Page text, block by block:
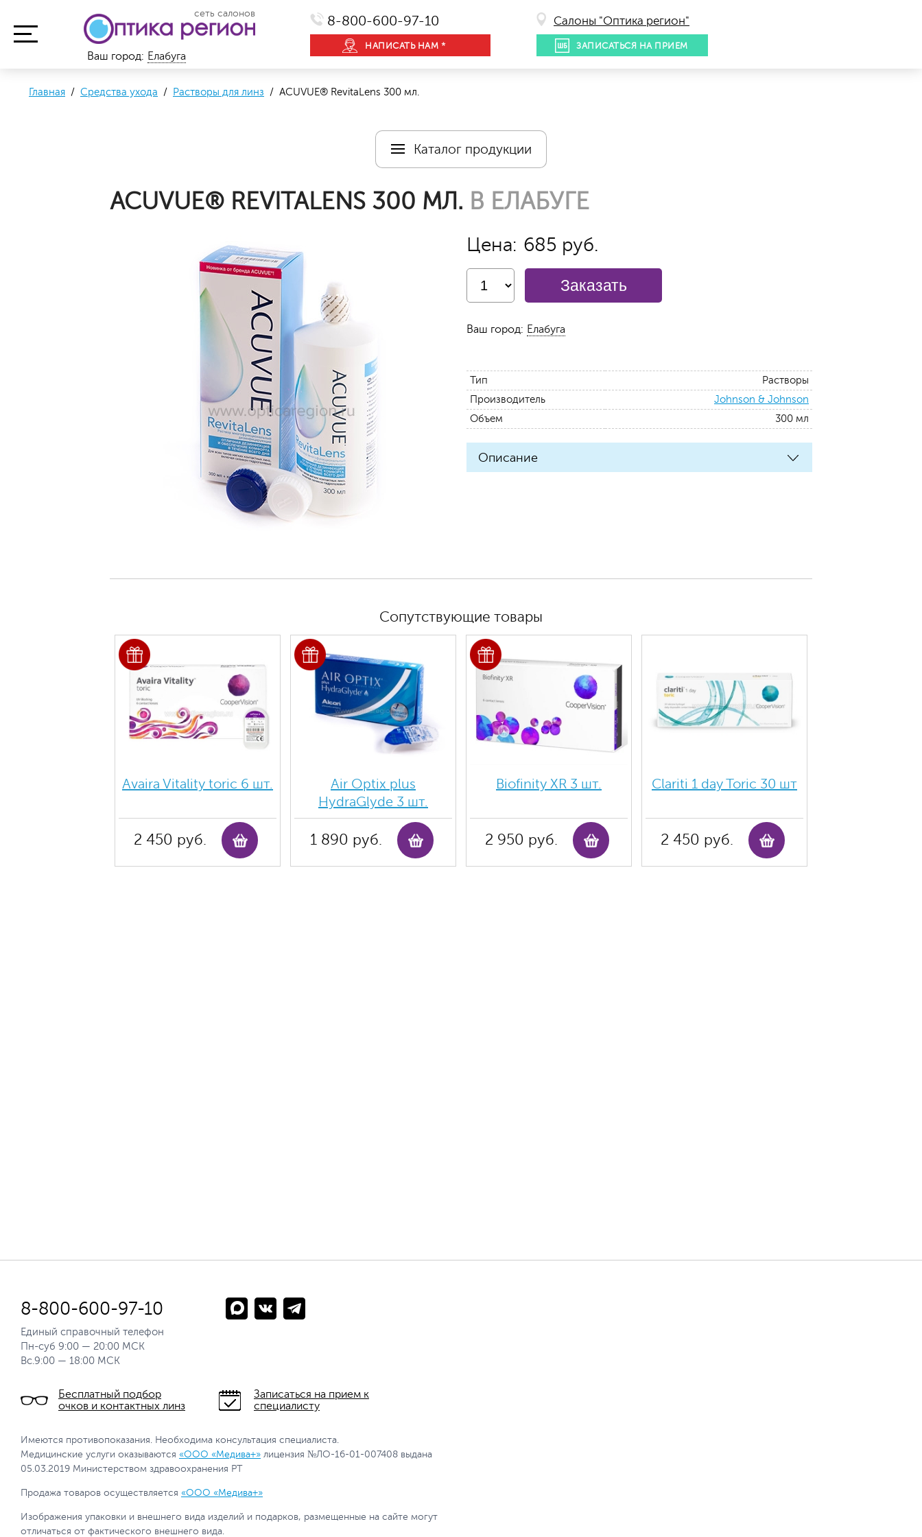
сеть салонов 8-800-600-97-10
НАПИСАТЬ НАМ *
Салоны "Оптика регион"
ЗАПИСАТЬСЯ НА ПРИЕМ
Ваш город: Елабуга
Главная / Средства ухода / Растворы для линз / ACUVUE® RevitaLens 300 мл.
Каталог продукции
ACUVUE® REVITALENS 300 МЛ. В ЕЛАБУГЕ
Цена: 685 руб.
Заказать
Ваш город: Елабуга
Тип
Растворы
Производитель
Johnson & Johnson
Объем
300 мл
Описание
Сопутствующие товары
Avaira Vitality toric 6 шт.
2 450 руб.
Air Optix plus
HydraGlyde 3 шт.
1 890 руб.
Biofinity ХR 3 шт.
2 950 руб.
Clariti 1 day Toric 30 шт
2 450 руб.
8-800-600-97-10
Единый справочный телефон
Пн-суб 9:00 — 20:00 МСК
Вс.9:00 — 18:00 МСК
Бесплатный подбор
очков и контактных линз
Записаться на прием к
специалисту
Имеются противопоказания. Необходима консультация специалиста.
Медицинские услуги оказываются «ООО «Медива+» лицензия №ЛО-16-01-007408 выдана
05.03.2019 Министерством здравоохранения РТ
Продажа товаров осуществляется «ООО «Медива+»
Изображения упаковки и внешнего вида изделий и подарков, размещенные на сайте могут
отличаться от фактического внешнего вида.